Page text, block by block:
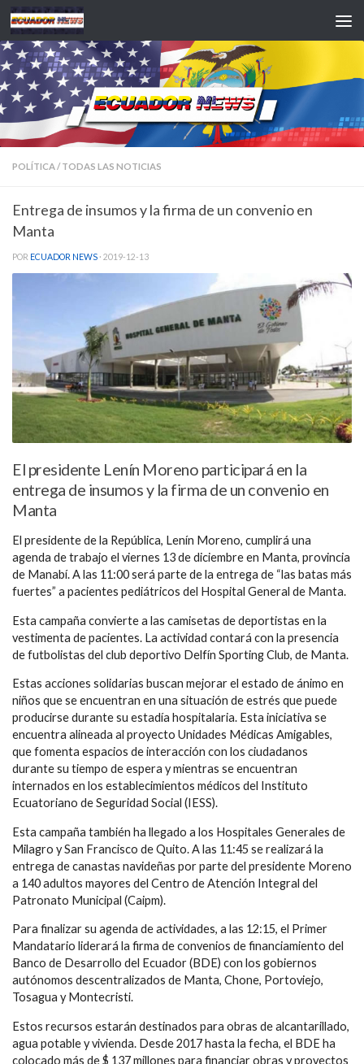
Saltar al contenido
POLÍTICA/ TODAS LAS NOTICIAS
Entrega de insumos y la firma de un convenio en
Manta
POR ECUADOR NEWS · 2019-12-13
El presidente Lenín Moreno participará en la
entrega de insumos y la firma de un convenio en
Manta
El presidente de la República, Lenín Moreno, cumplirá una
agenda de trabajo el viernes 13 de diciembre en Manta, provincia
de Manabí. A las 11:00 será parte de la entrega de “las batas más
fuertes” a pacientes pediátricos del Hospital General de Manta.
Esta campaña convierte a las camisetas de deportistas en la
vestimenta de pacientes. La actividad contará con la presencia
de futbolistas del club deportivo Delfín Sporting Club, de Manta.
Estas acciones solidarias buscan mejorar el estado de ánimo en
niños que se encuentran en una situación de estrés que puede
producirse durante su estadía hospitalaria. Esta iniciativa se
encuentra alineada al proyecto Unidades Médicas Amigables,
que fomenta espacios de interacción con los ciudadanos
durante su tiempo de espera y mientras se encuentran
internados en los establecimientos médicos del Instituto
Ecuatoriano de Seguridad Social (IESS).
Esta campaña también ha llegado a los Hospitales Generales de
Milagro y San Francisco de Quito. A las 11:45 se realizará la
entrega de canastas navideñas por parte del presidente Moreno
a 140 adultos mayores del Centro de Atención Integral del
Patronato Municipal (Caipm).
Para finalizar su agenda de actividades, a las 12:15, el Primer
Mandatario liderará la firma de convenios de financiamiento del
Banco de Desarrollo del Ecuador (BDE) con los gobiernos
autónomos descentralizados de Manta, Chone, Portoviejo,
Tosagua y Montecristi.
Estos recursos estarán destinados para obras de alcantarillado,
agua potable y vivienda. Desde 2017 hasta la fecha, el BDE ha
colocado más de $ 137 millones para financiar obras y proyectos